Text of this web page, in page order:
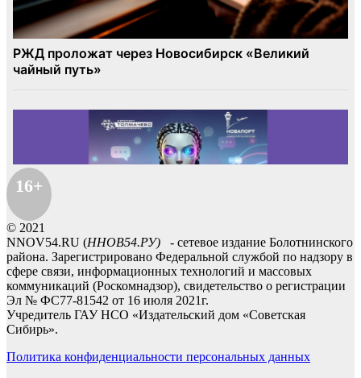
16+
© 2021
NNOV54.RU (ННОВ54.РУ) - сетевое издание Болотнинского
района. Зарегистрировано Федеральной службой по надзору в
сфере связи, информационных технологий и массовых
коммуникаций (Роскомнадзор), свидетельство о регистрации
Эл № ФС77-81542 от 16 июля 2021г.
Учредитель ГАУ НСО «Издательский дом «Советская
Сибирь».
Политика конфиденциальности персональных данных